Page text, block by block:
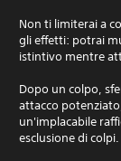
Non ti limiterai a
gli effetti: potrai
istintivo mentre
Dopo un colpo,
attacco
un'implacabile
esclusione di colpi.